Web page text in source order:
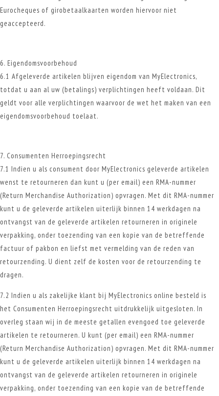
Eurocheques of girobetaalkaarten worden hiervoor niet
geaccepteerd.
6. Eigendomsvoorbehoud
6.1 Afgeleverde artikelen blijven eigendom van MyElectronics,
totdat u aan al uw (betalings) verplichtingen heeft voldaan. Dit
geldt voor alle verplichtingen waarvoor de wet het maken van een
eigendomsvoorbehoud toelaat.
7. Consumenten Herroepingsrecht
7.1 Indien u als consument door MyElectronics geleverde artikelen
wenst te retourneren dan kunt u (per email) een RMA-nummer
(Return Merchandise Authorization) opvragen. Met dit RMA-nummer
kunt u de geleverde artikelen uiterlijk binnen 14 werkdagen na
ontvangst van de geleverde artikelen retourneren in originele
verpakking, onder toezending van een kopie van de betreffende
factuur of pakbon en liefst met vermelding van de reden van
retourzending. U dient zelf de kosten voor de retourzending te
dragen.
7.2 Indien u als zakelijke klant bij MyElectronics online besteld is
het Consumenten Herroepingsrecht uitdrukkelijk uitgesloten. In
overleg staan wij in de meeste getallen evengoed toe geleverde
artikelen te retourneren. U kunt (per email) een RMA-nummer
(Return Merchandise Authorization) opvragen. Met dit RMA-nummer
kunt u de geleverde artikelen uiterlijk binnen 14 werkdagen na
ontvangst van de geleverde artikelen retourneren in originele
verpakking, onder toezending van een kopie van de betreffende